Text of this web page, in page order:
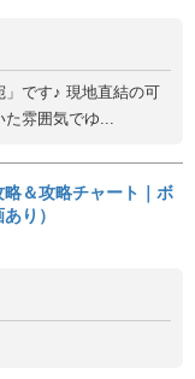
です♪ 現地直結の可
雰囲気でゆ...
＆攻略チャート｜ボ
り）